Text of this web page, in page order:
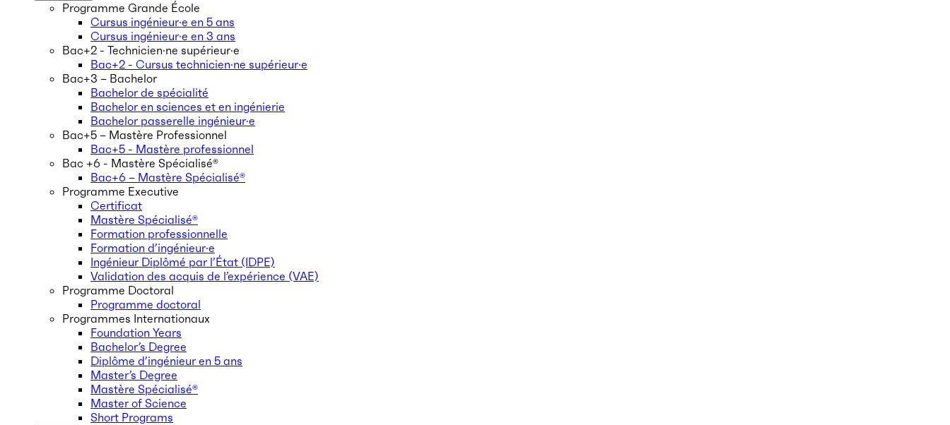
Programme Grande École
Cursus ingénieur·e en 5 ans
Cursus ingénieur·e en 3 ans
Bac+2 - Technicien·ne supérieur·e
Bac+2 - Cursus technicien·ne supérieur·e
Bac+3 – Bachelor
Bachelor de spécialité
Bachelor en sciences et en ingénierie
Bachelor passerelle ingénieur·e
Bac+5 – Mastère Professionnel
Bac+5 - Mastère professionnel
Bac +6 - Mastère Spécialisé®
Bac+6 – Mastère Spécialisé®
Programme Executive
Certificat
Mastère Spécialisé®
Formation professionnelle
Formation d’ingénieur·e
Ingénieur Diplômé par l’État (IDPE)
Validation des acquis de l’expérience (VAE)
Programme Doctoral
Programme doctoral
Programmes Internationaux
Foundation Years
Bachelor’s Degree
Diplôme d’ingénieur en 5 ans
Master’s Degree
Mastère Spécialisé®
Master of Science
Short Programs